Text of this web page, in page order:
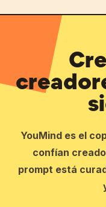
YouMind es el
confían
prompt está